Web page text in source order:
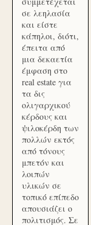
σε λεηλασία
και είστε
κάπηλοι, διότι,
έπειτα από
μια δεκαετία
έμφαση στο
real estate για
τα δις
ολιγαρχικού
κέρδους και
ψιλοκέρδη των
πολλών εκτός
από τόνους
μπετόν και
λοιπών
υλικών σε
τοπικό επίπεδο
απουσιάζει ο
πολιτισμός. Σε